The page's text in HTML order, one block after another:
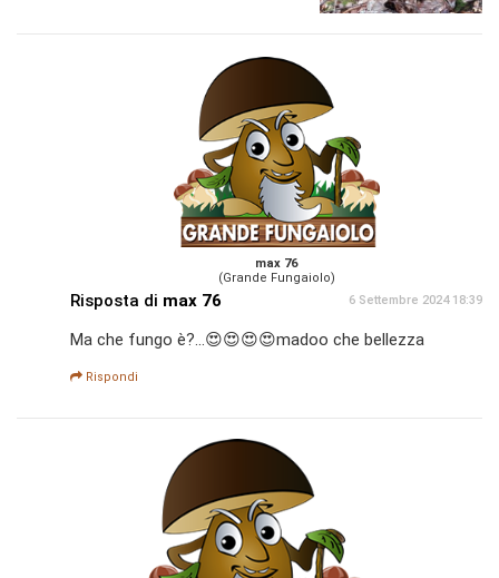
max 76
(Grande Fungaiolo)
Risposta di max 76 6 Settembre 2024 18:39
Ma che fungo è?...😍😍😍😍madoo che bellezza
Rispondi